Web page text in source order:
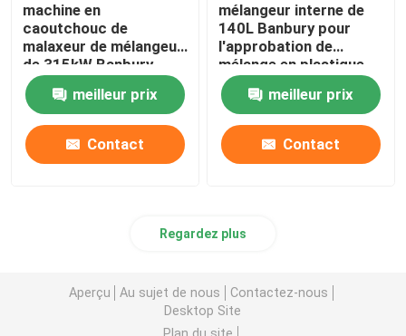
machine en
caoutchouc de
malaxeur de mélangeur
de 315kW Banbury
pour le mélange en
caoutchoucmeilleur prix
Contact
mélangeur interne de
140L Banbury pour
l'approbation de
mélange en plastique
en caoutchouc d'OIN
meilleur prix
Contact
Regardez plus
Aperçu Au sujet de nous
Contactez-nous
Desktop Site
Plan du site